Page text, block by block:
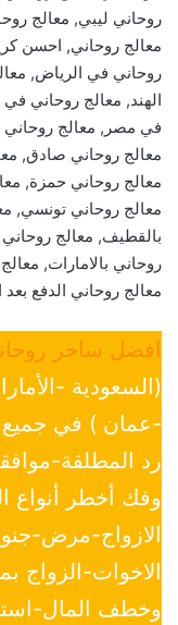
روحاني ليبي, معالج
معالج روحاني, احسن
روحاني في الرياض,
الهند, معالج روحاني
في مصر, معالج روحاني
معالج روحاني صادق,
معالج روحاني حمزة,
معالج روحاني تونسي,
بالقطيف, معالج
روحاني بالامارات,
معالج روحاني الدفع
افضل ساحر
(السعودية -
-عمان ) في جميع
رد المطلقة-
وفك أخطر أنواع
الازواج-مرض-
الاخوات-الزواج
وخطف المال-